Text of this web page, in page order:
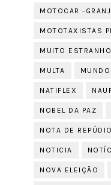
MOTOCAR -
MOTOTAXISTAS
MUITO
MULTA MUNDO
NATIFLEX
NOBEL DA PAZ
NOTA DE REPÚDIO
NOTICIA
NOVA ELEIÇÃO